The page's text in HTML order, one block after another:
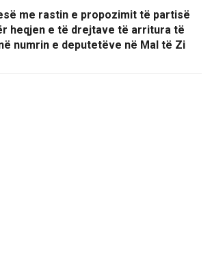
me rastin e propozimit të partisë
heqjen e të drejtave të arritura të
numrin e deputetëve në Mal të Zi